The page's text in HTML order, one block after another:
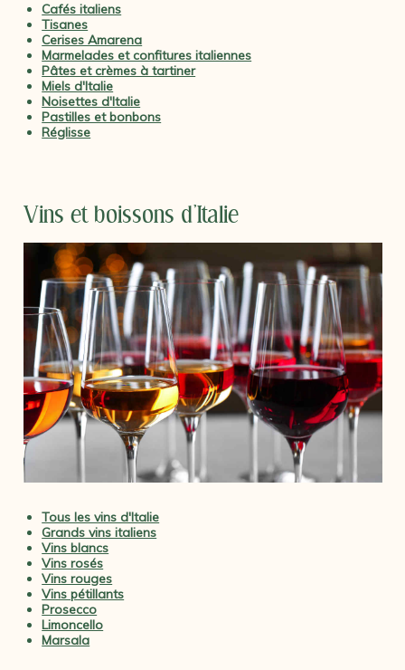
Cafés italiens
Tisanes
Cerises Amarena
Marmelades et confitures italiennes
Pâtes et crèmes à tartiner
Miels d'Italie
Noisettes d'Italie
Pastilles et bonbons
Réglisse
Vins et boissons d'Italie
Tous les vins d'Italie
Grands vins italiens
Vins blancs
Vins rosés
Vins rouges
Vins pétillants
Prosecco
Limoncello
Marsala